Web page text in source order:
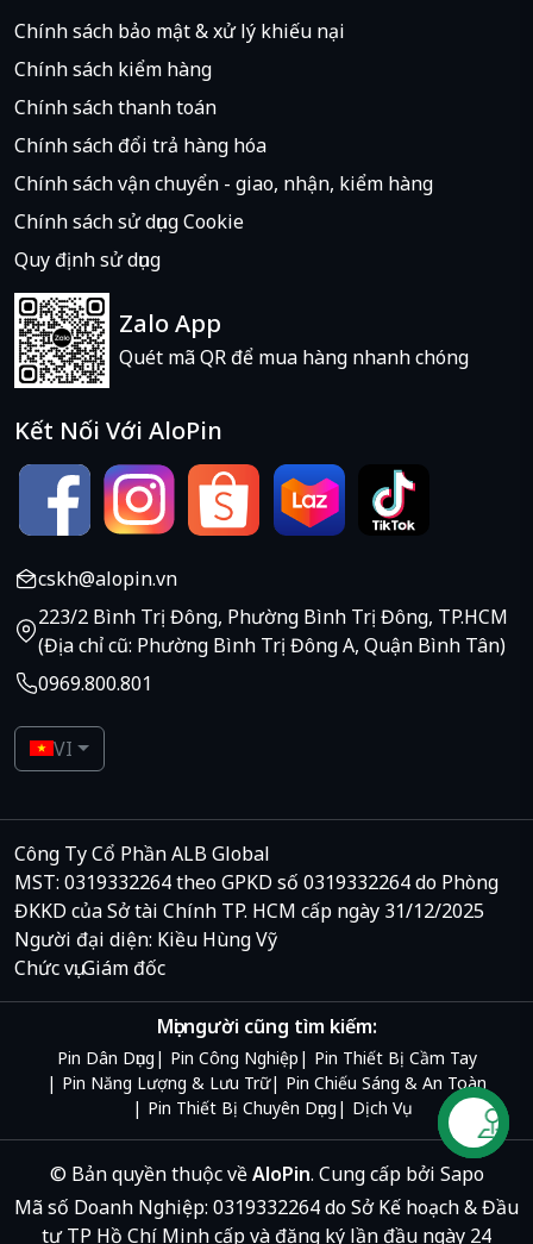
Chính sách bảo mật & xử lý khiếu nại
Chính sách kiểm hàng
Chính sách thanh toán
Chính sách đổi trả hàng hóa
Chính sách vận chuyển - giao, nhận, kiểm hàng
Chính sách sử dụng Cookie
Quy định sử dụng
Zalo App
Quét mã QR để mua hàng nhanh chóng
Kết Nối Với AloPin
cskh@alopin.vn
223/2 Bình Trị Đông, Phường Bình Trị Đông, TP.HCM
(Địa chỉ cũ: Phường Bình Trị Đông A, Quận Bình Tân)
0969.800.801
VI
Công Ty Cổ Phần ALB Global
MST: 0319332264 theo GPKD số 0319332264 do Phòng
ĐKKD của Sở tài Chính TP. HCM cấp ngày 31/12/2025
Người đại diện: Kiều Hùng Vỹ
Chức vụ: Giám đốc
Mọi người cũng tìm kiếm:
Pin Dân Dụng Pin Công Nghiệp
Pin Thiết Bị Cầm Tay
Pin Năng Lượng & Lưu Trữ
Pin Chiếu Sáng & An Toàn
Pin Thiết Bị Chuyên Dụng
Dịch Vụ
© Bản quyền thuộc vềAloPin. Cung cấp bởi Sapo
Mã số Doanh Nghiệp: 0319332264 do Sở Kế hoạch & Đầu
tư TP Hồ Chí Minh cấp và đăng ký lần đầu ngày 24
Liên hệ